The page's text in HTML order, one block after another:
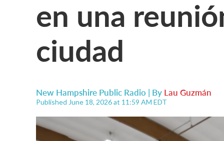
en una
ciudad
New Hampshire Public Radio | By Lau Guzmán
Published June 18, 2026 at 11:59 AM EDT